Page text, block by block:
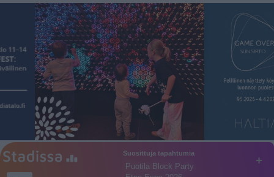
+
Suosittuja tapahtumia
Puotila Block Party